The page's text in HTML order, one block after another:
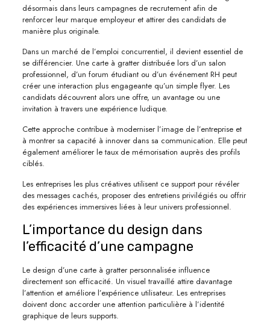
désormais dans leurs campagnes de recrutement afin de
renforcer leur marque employeur et attirer des candidats de
manière plus originale.
Dans un marché de l’emploi concurrentiel, il devient essentiel de
se différencier. Une carte à gratter distribuée lors d’un salon
professionnel, d’un forum étudiant ou d’un événement RH peut
créer une interaction plus engageante qu’un simple flyer. Les
candidats découvrent alors une offre, un avantage ou une
invitation à travers une expérience ludique.
Cette approche contribue à moderniser l’image de l’entreprise et
à montrer sa capacité à innover dans sa communication. Elle peut
également améliorer le taux de mémorisation auprès des profils
ciblés.
Les entreprises les plus créatives utilisent ce support pour révéler
des messages cachés, proposer des entretiens privilégiés ou offrir
des expériences immersives liées à leur univers professionnel.
L’importance du design dans
l’efficacité d’une campagne
Le design d’une carte à gratter personnalisée influence
directement son efficacité. Un visuel travaillé attire davantage
l’attention et améliore l’expérience utilisateur. Les entreprises
doivent donc accorder une attention particulière à l’identité
graphique de leurs supports.